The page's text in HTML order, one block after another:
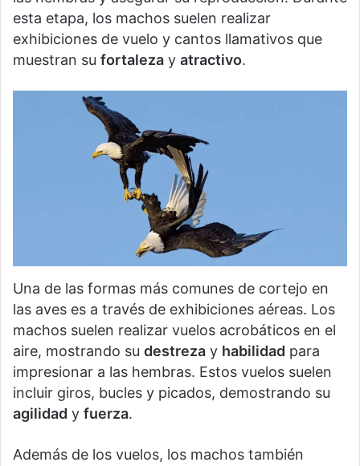
esta etapa, los machos suelen realizar
exhibiciones de vuelo y cantos llamativos que
muestran su fortaleza y atractivo.
Una de las formas más comunes de cortejo en
las aves es a través de exhibiciones aéreas. Los
machos suelen realizar vuelos acrobáticos en el
aire, mostrando su destreza y habilidad para
impresionar a las hembras. Estos vuelos suelen
incluir giros, bucles y picados, demostrando su
agilidad y fuerza.
Además de los vuelos, los machos también